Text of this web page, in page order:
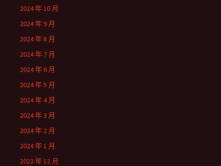
2024 年 10 月
2024 年 9 月
2024 年 8 月
2024 年 7 月
2024 年 6 月
2024 年 5 月
2024 年 4 月
2024 年 3 月
2024 年 2 月
2024 年 1 月
2023 年 12 月